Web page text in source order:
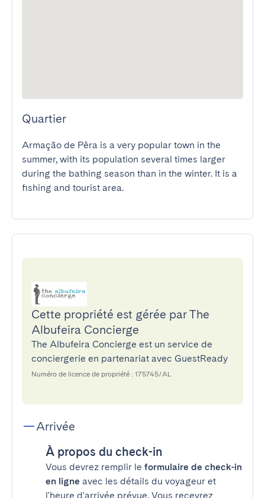
Quartier
Armação de Pêra is a very popular town in the
summer, with its population several times larger
during the bathing season than in the winter. It is a
fishing and tourist area.
Cette propriété est gérée par The
Albufeira Concierge
The Albufeira Concierge est un service de
conciergerie en partenariat avec GuestReady
Numéro de licence de propriété : 175745/AL
Arrivée
À propos du check-in
Vous devrez remplir le formulaire de check-in
en ligne avec les détails du voyageur et
l'heure d'arrivée prévue. Vous recevrez